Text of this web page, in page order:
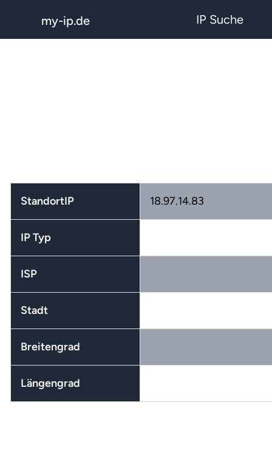
my-ip.de IP Suche
StandortIP 18.97.14.83
IP Typ
ISP
Stadt
Breitengrad
Längengrad